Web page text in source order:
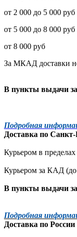
от 2 000 до 5
от 5 000 до 8
от 8
За МКАД доставки
В пункты выдачи
Подробная
Доставка по Санкт-
Курьером в
Курьером за КАД
В пункты выдачи
Подробная
Доставка по